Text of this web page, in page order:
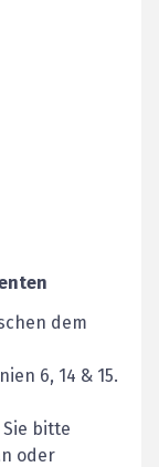
dem
6, 14 & 15.
bitte
oder